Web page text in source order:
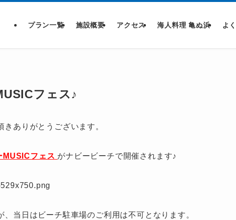
プラン一覧 施設概要 アクセス 海人料理 亀ぬ浜 よ
フェス♪
ありがとうございます。
MUSICフェス がナビービーチで開催されます♪
当日はビーチ駐車場のご利用は不可となります。